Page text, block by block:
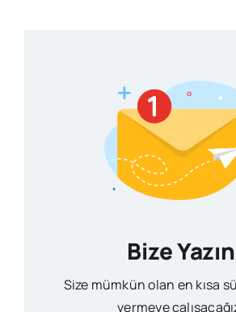
Bize Yazın
Size mümkün olan en kısa
vermeye